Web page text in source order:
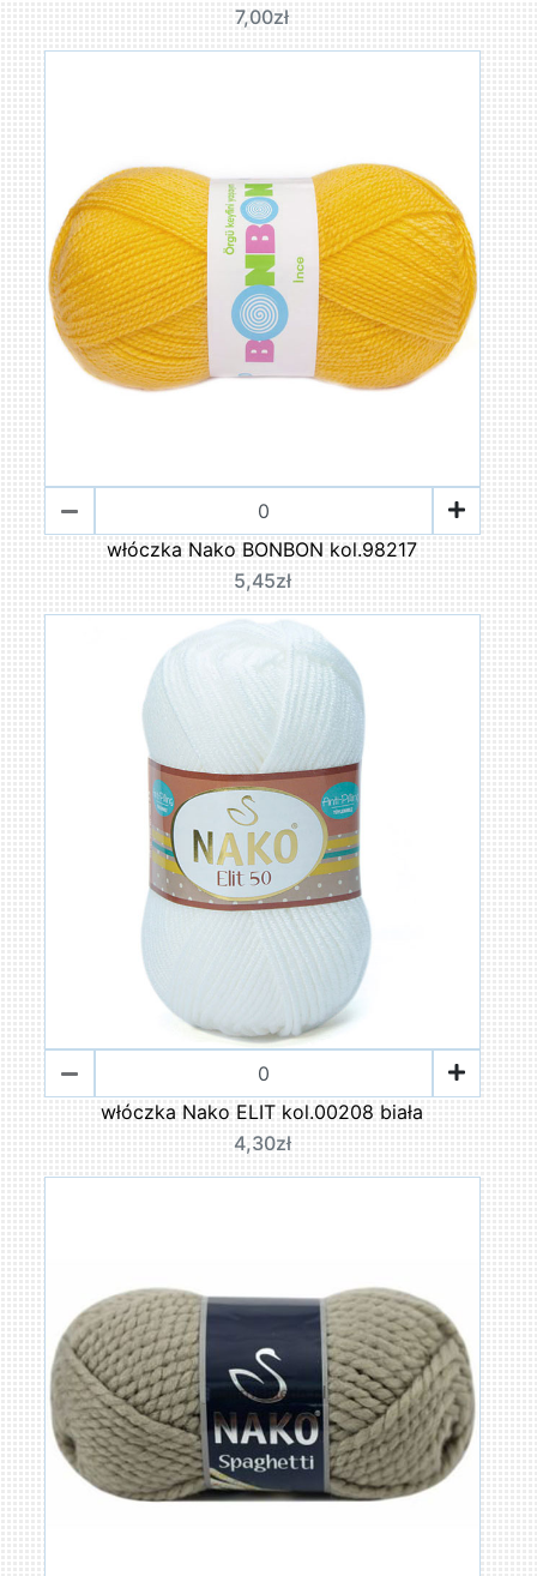
7,00zł
włóczka Nako BONBON kol.98217
5,45zł
włóczka Nako ELIT kol.00208 biała
4,30zł